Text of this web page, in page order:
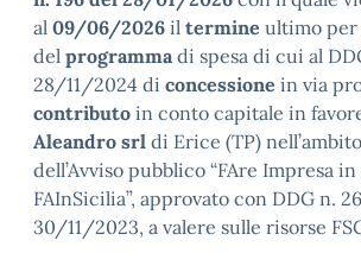
al 09/06/2026 il termine ultimo per
del programmadi spesa di cui al
28/11/2024 di concessione in via
contributo in conto capitale in
Aleandro srl di Erice (TP)
dell’Avviso pubblico “FAre Impresa
FAInSicilia”, approvato con DDG n.
30/11/2023, a valere sulle risorse